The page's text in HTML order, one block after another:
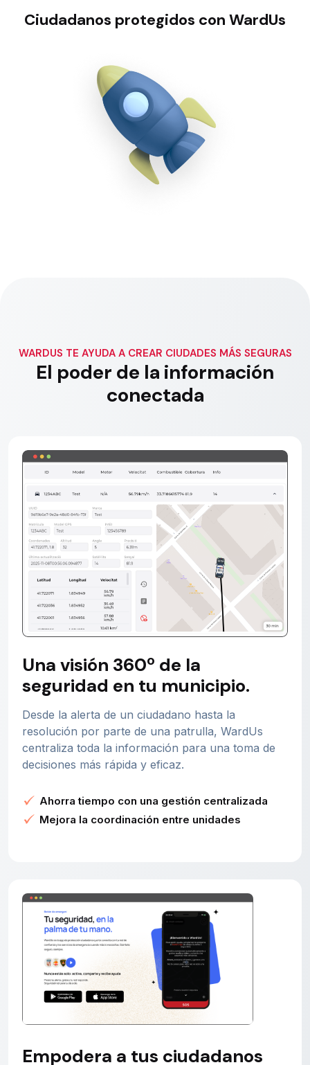
Ciudadanos protegidos con WardUs
WARDUS TE AYUDA A CREAR CIUDADES MÁS SEGURAS
El poder de la información
conectada
Una visión 360º de la
seguridad en tu municipio.
Desde la alerta de un ciudadano hasta la
resolución por parte de una patrulla, WardUs
centraliza toda la información para una toma de
decisiones más rápida y eficaz.
Ahorra tiempo con una gestión centralizada
Mejora la coordinación entre unidades
Empodera a tus ciudadanos